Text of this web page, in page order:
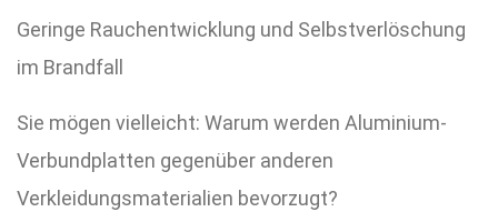
Geringe Rauchentwicklung und Selbstverlöschung
im Brandfall
Sie mögen vielleicht: Warum werden Aluminium-
Verbundplatten gegenüber anderen
Verkleidungsmaterialien bevorzugt?